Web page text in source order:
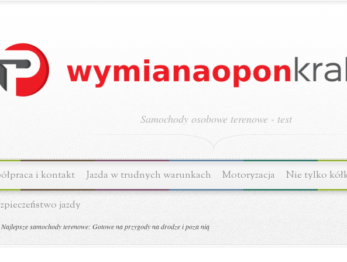
Samochody osobowe terenowe - test
i kontakt Jazda w trudnych warunkach Motoryzacja Nie tylko
jazdy
Najlepsze samochody terenowe: Gotowe na przygody na drodze i poza nią